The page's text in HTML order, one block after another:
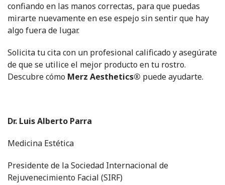
confiando en las manos correctas, para que puedas
mirarte nuevamente en ese espejo sin sentir que hay
algo fuera de lugar.
Solicita tu cita con un profesional calificado y asegúrate
de que se utilice el mejor producto en tu rostro.
Descubre cómo Merz Aesthetics® puede ayudarte.
Dr. Luis Alberto Parra
Medicina Estética
Presidente de la Sociedad Internacional de
Rejuvenecimiento Facial (SIRF)